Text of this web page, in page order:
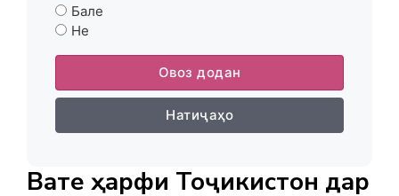
Бале
Не
Овоз додан
Натиҷаҳо
Вақте ҳарфи Тоҷикистон дар